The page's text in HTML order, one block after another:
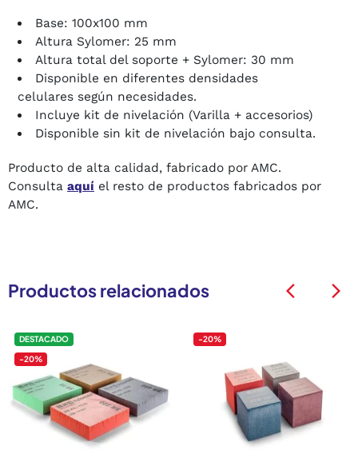
Base: 100x100 mm
Altura Sylomer: 25 mm
Altura total del soporte + Sylomer: 30 mm
Disponible en diferentes densidades
celulares según necesidades.
Incluye kit de nivelación (Varilla + accesorios)
Disponible sin kit de nivelación bajo consulta.
Producto de alta calidad, fabricado por AMC.
Consulta aquí el resto de productos fabricados por
AMC.
Productos relacionados
DESTACADO
-20%
-20%
arrow_back_ios arrow_back_ios